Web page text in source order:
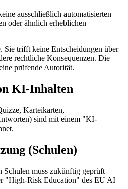
ausschließlich automatisierten
oder ähnlich erheblichen
trifft keine Entscheidungen über
rechtliche Konsequenzen. Die
prüfende Autorität.
KI-Inhalten
Karteikarten,
sind mit einem "KI-
(Schulen)
muss zukünftig geprüft
"High-Risk Education" des EU AI